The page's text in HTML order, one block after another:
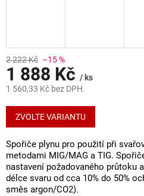
2 222 Kč –15 %
1 888 Kč / ks
1 560,33 Kč bez DPH
Měrná
cena:
ZVOLTE VARIANTU
Spořiče plynu pro použití při
metodami MIG/MAG a TIG.
nastavení požadovaného průtoku
délce svaru od cca 10% do 50%
směs argon/CO2).